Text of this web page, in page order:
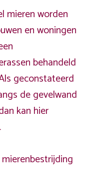
mieren worden
en woningen
behandeld
geconstateerd
de gevelwand
kan hier